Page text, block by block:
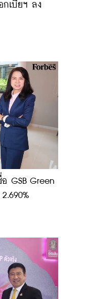
กเบี้ยฯ ลง
GSB Green